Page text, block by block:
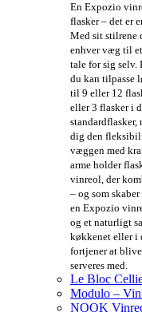
En Expozio
flasker – det er
Med sit stilrene
enhver væg til
tale for sig selv.
du kan tilpasse
til 9 eller 12
eller 3 flasker i
standardflasker,
dig den
væggen med
arme holder
vinreol, der
– og som
en Expozio
og et naturligt
køkkenet eller
fortjener at blive
serveres med.
Le Bloc
Modulo –
NOOK